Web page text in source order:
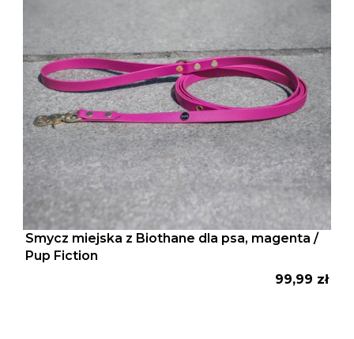
Smycz miejska z Biothane dla psa, magenta /
Pup Fiction
Cena
99,99 zł